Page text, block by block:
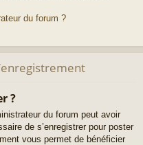
du forum ?
?
du forum peut avoir
de s’enregistrer pour poster
vous permet de bénéficier